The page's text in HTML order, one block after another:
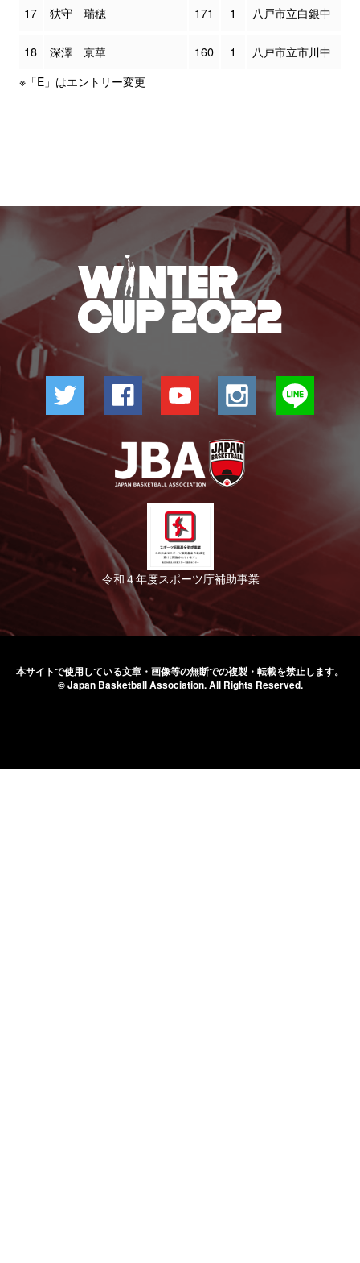
17 犾守 瑞穂 171 1 八戸市立白銀中
18 深澤 京華 160 1
八戸市立市川中
※「E」はエントリー変更
令和４年度スポーツ庁補助事業
本サイトで使用している文章・画像等の無断での複製・転載を禁止します。
© Japan Basketball Association.All Rights Reserved.